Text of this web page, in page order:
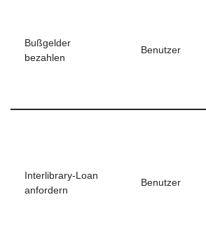
Bußgelder
bezahlen
Benutzer
Interlibrary-Loan
anfordern
Benutzer